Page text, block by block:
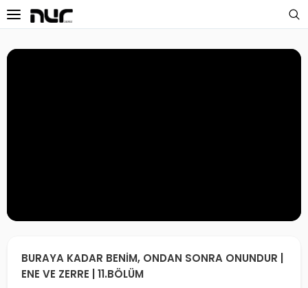
Dersler
BURAYA KADAR BENİM, ONDAN SONRA ONUNDUR |
ENE VE ZERRE | 11.BÖLÜM